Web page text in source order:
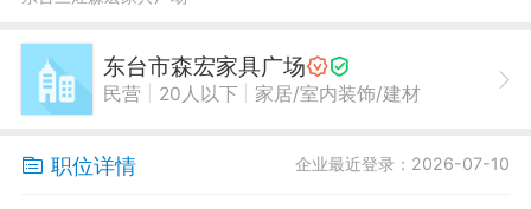
东台市森宏家具广场
民营 20人以下 家居/室内装饰/建材
职位详情 企业最近登录：2026-07-10